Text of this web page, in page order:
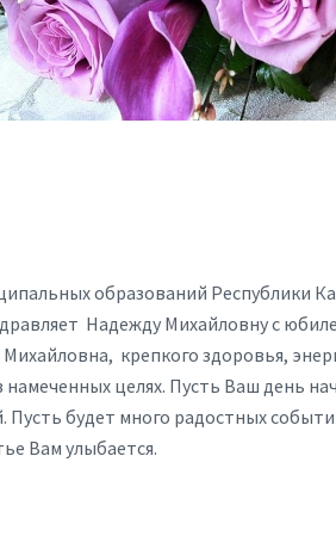
образований Республики
Надежду Михайловну с
крепкого здоровья,
целях. Пусть Ваш день
Пусть будет много радостных
Вам улыбается.